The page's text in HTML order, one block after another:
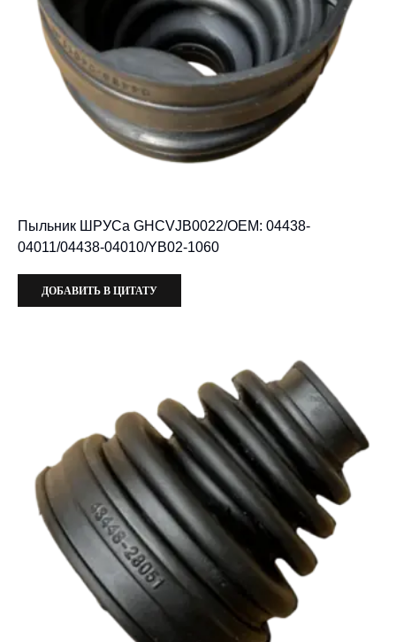
Пыльник ШРУСа GHCVJB0022/OEM: 04438-
04011/04438-04010/YB02-1060
ДОБАВИТЬ В ЦИТАТУ